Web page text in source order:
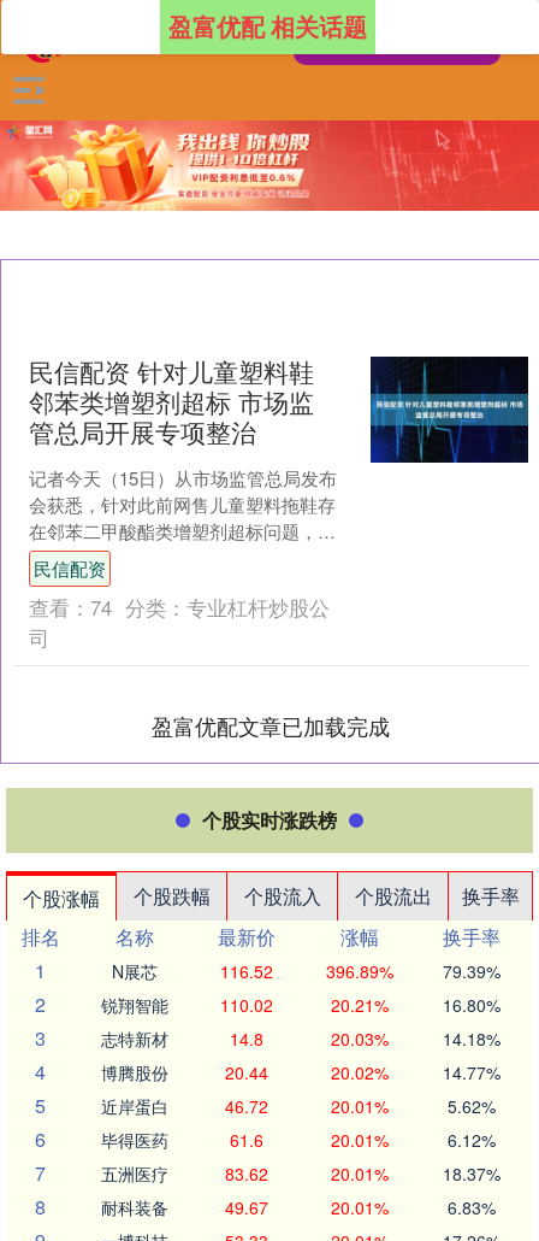
盈富优配 相关话题
民信配资 针对儿童塑料鞋
邻苯类增塑剂超标 市场监
管总局开展专项整治
记者今天（15日）从市场监管总局发布
会获悉，针对此前网售儿童塑料拖鞋存
在邻苯二甲酸酯类增塑剂超标问题，市
场监管总局已经组织各地市场监管部门
深入开展专项整治。 广....
民信配资
查看： 74 分类： 专业杠杆炒股公
司
盈富优配文章已加载完成
个股实时涨跌榜
个股涨幅 个股跌幅 个股流入 个股流出
换手率
排名
名称 最新价 涨幅
换手率
1
N展芯 116.52 396.89% 79.39%
2 锐翔智能 110.02 20.21% 16.80%
3 志特新材 14.8 20.03% 14.18%
4 博腾股份 20.44 20.02% 14.77%
5 近岸蛋白 46.72 20.01% 5.62%
6 毕得医药 61.6 20.01% 6.12%
7 五洲医疗 83.62 20.01% 18.37%
8 耐科装备 49.67 20.01% 6.83%